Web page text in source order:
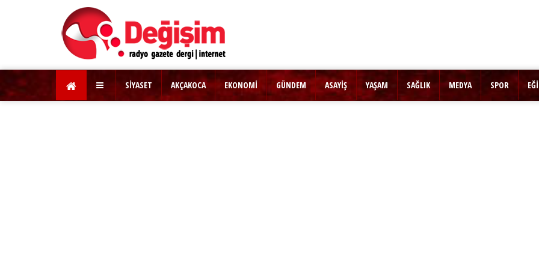
SİYASET AKÇAKOCA EKONOMİ GÜNDEM ASAYİŞ YAŞAM SAĞLIK MEDYA SPOR